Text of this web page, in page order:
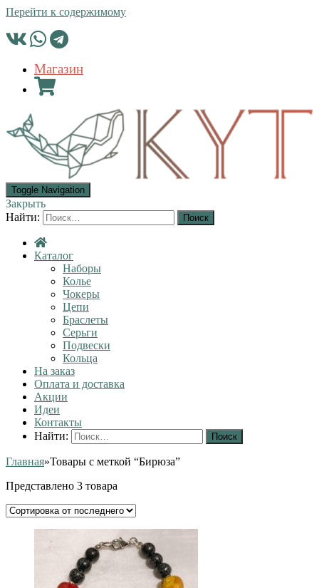
Перейти к содержимому
Магазин
Toggle Navigation
Закрыть
Найти:
Каталог
Наборы
Колье
Чокеры
Цепи
Браслеты
Серьги
Подвески
Кольца
На заказ
Оплата и доставка
Акции
Идеи
Контакты
Найти:
Главная»Товары с меткой “Бирюза”
Представлено 3 товара